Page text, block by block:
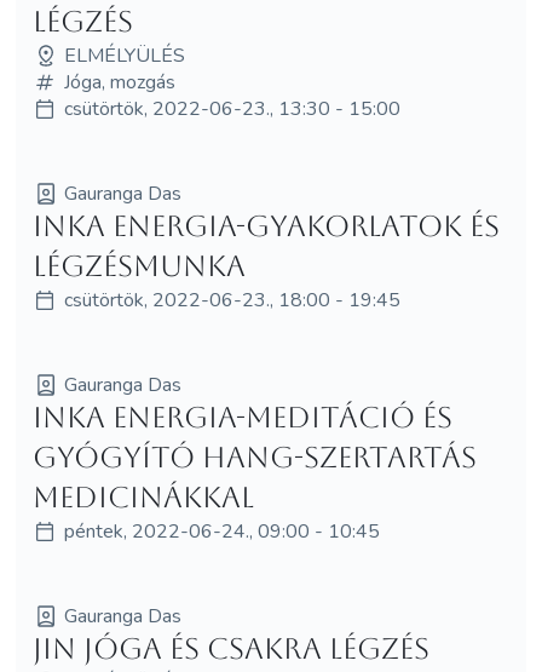
légzés
ELMÉLYÜLÉS
Jóga, mozgás
csütörtök, 2022-06-23., 13:30 - 15:00
Gauranga Das
Inka energia-gyakorlatok és
légzésmunka
csütörtök, 2022-06-23., 18:00 - 19:45
Gauranga Das
Inka energia-meditáció és
gyógyító hang-szertartás
medicinákkal
péntek, 2022-06-24., 09:00 - 10:45
Gauranga Das
Jin jóga és csakra légzés